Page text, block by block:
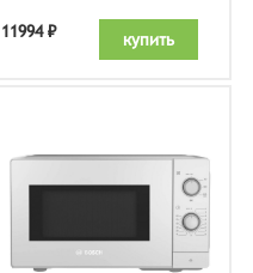
11994 ₽ купить